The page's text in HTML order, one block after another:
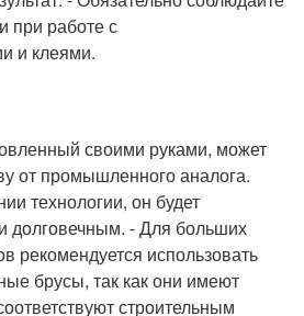
при работе с
и клеями.
своими руками, может
от промышленного аналога.
технологии, он будет
долговечным. - Для больших
рекомендуется использовать
брусы, так как они имеют
строительным